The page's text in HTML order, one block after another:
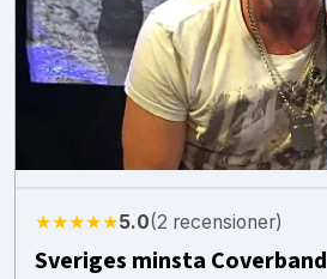
★★★★★5.0(2 recensioner)
Sveriges minsta Coverband